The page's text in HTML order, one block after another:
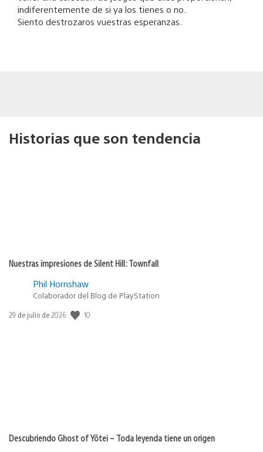
indiferentemente de si ya los tienes o no.
Siento destrozaros vuestras esperanzas.
Historias que son tendencia
Nuestras impresiones de Silent Hill: Townfall
Phil Hornshaw
Colaborador del Blog de PlayStation
Fecha
29 de julio de 2026 10
Descubriendo Ghost of Yōtei – Toda leyenda tiene un origen